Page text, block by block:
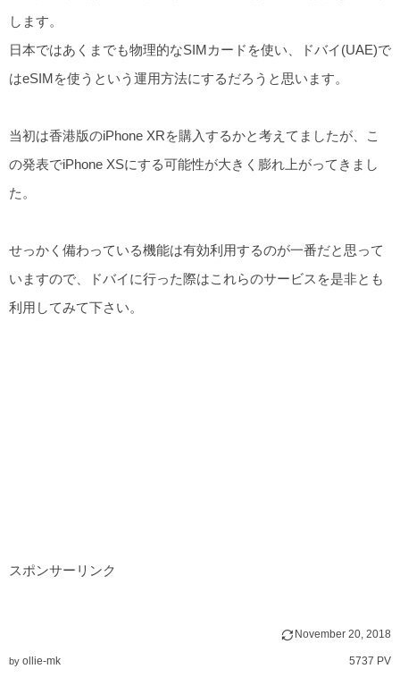
します。
日本ではあくまでも物理的なSIMカードを使い、ドバイ(UAE)で
はeSIMを使うという運用方法にするだろうと思います。
当初は香港版のiPhone XRを購入するかと考えてましたが、こ
の発表でiPhone XSにする可能性が大きく膨れ上がってきまし
た。
せっかく備わっている機能は有効利用するのが一番だと思って
いますので、ドバイに行った際はこれらのサービスを是非とも
利用してみて下さい。
スポンサーリンク
November 20 2018
by ollie-mk 5737 PV